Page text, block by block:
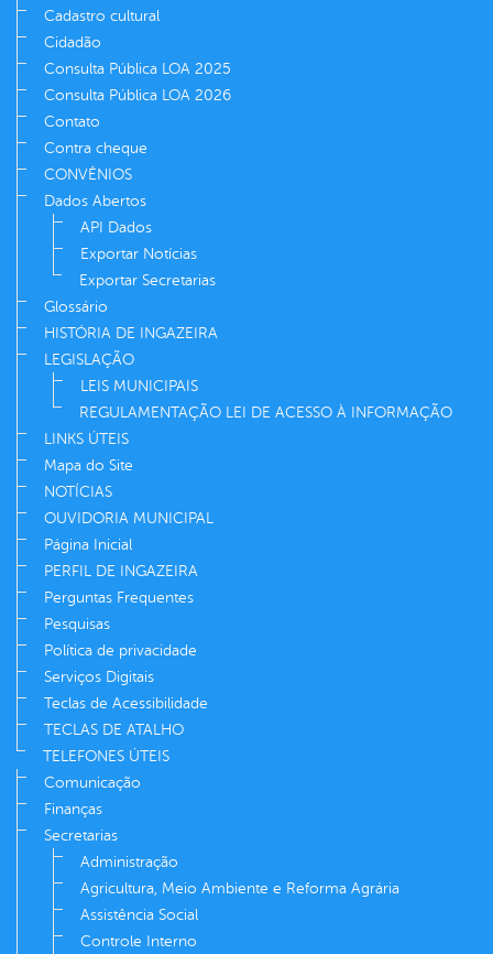
Cadastro cultural
Cidadão
Consulta Pública LOA 2025
Consulta Pública LOA 2026
Contato
Contra cheque
CONVÊNIOS
Dados Abertos
API Dados
Exportar Notícias
Exportar Secretarias
Glossário
HISTÓRIA DE INGAZEIRA
LEGISLAÇÃO
LEIS MUNICIPAIS
REGULAMENTAÇÃO LEI DE ACESSO À INFORMAÇÃO
LINKS ÚTEIS
Mapa do Site
NOTÍCIAS
OUVIDORIA MUNICIPAL
Página Inicial
PERFIL DE INGAZEIRA
Perguntas Frequentes
Pesquisas
Política de privacidade
Serviços Digitais
Teclas de Acessibilidade
TECLAS DE ATALHO
TELEFONES ÚTEIS
Comunicação
Finanças
Secretarias
Administração
Agricultura, Meio Ambiente e Reforma Agrária
Assistência Social
Controle Interno